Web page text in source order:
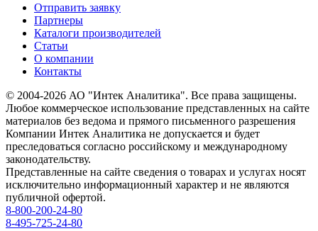
Отправить заявку
Партнеры
Каталоги производителей
Статьи
О компании
Контакты
© 2004-2026 АО "Интек Аналитика". Все права защищены.
Любое коммерческое использование представленных на сайте
материалов без ведома и прямого письменного разрешения
Компании Интек Аналитика не допускается и будет
преследоваться согласно российскому и международному
законодательству.
Представленные на сайте сведения о товарах и услугах носят
исключительно информационный характер и не являются
публичной офертой.
8-800-200-24-80
8-495-725-24-80